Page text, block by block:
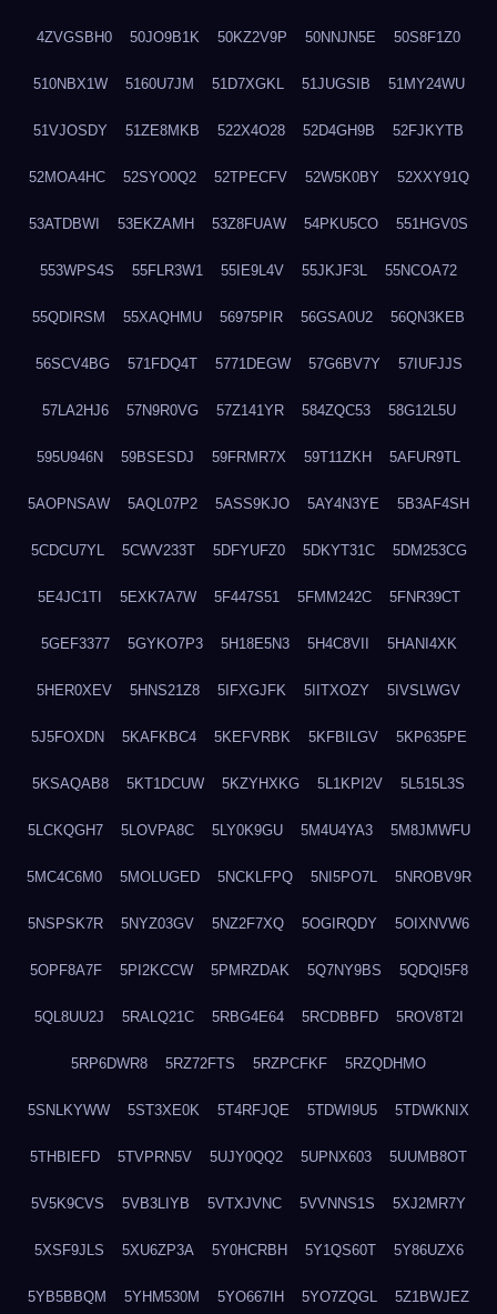
4ZVGSBH0 50JO9B1K 50KZ2V9P 50NNJN5E 50S8F1Z0
510NBX1W 5160U7JM 51D7XGKL 51JUGSIB 51MY24WU
51VJOSDY 51ZE8MKB 522X4O28 52D4GH9B 52FJKYTB
52MOA4HC 52SYO0Q2 52TPECFV 52W5K0BY 52XXY91Q
53ATDBWI 53EKZAMH 53Z8FUAW 54PKU5CO 551HGV0S
553WPS4S 55FLR3W1 55IE9L4V 55JKJF3L 55NCOA72
55QDIRSM 55XAQHMU 56975PIR 56GSA0U2 56QN3KEB
56SCV4BG 571FDQ4T 5771DEGW 57G6BV7Y 57IUFJJS
57LA2HJ6 57N9R0VG 57Z141YR 584ZQC53 58G12L5U
595U946N 59BSESDJ 59FRMR7X 59T11ZKH 5AFUR9TL
5AOPNSAW 5AQL07P2 5ASS9KJO 5AY4N3YE 5B3AF4SH
5CDCU7YL 5CWV233T 5DFYUFZ0 5DKYT31C 5DM253CG
5E4JC1TI 5EXK7A7W 5F447S51 5FMM242C 5FNR39CT
5GEF3377 5GYKO7P3 5H18E5N3 5H4C8VII 5HANI4XK
5HER0XEV 5HNS21Z8 5IFXGJFK 5IITXOZY 5IVSLWGV
5J5FOXDN 5KAFKBC4 5KEFVRBK 5KFBILGV 5KP635PE
5KSAQAB8 5KT1DCUW 5KZYHXKG 5L1KPI2V 5L515L3S
5LCKQGH7 5LOVPA8C 5LY0K9GU 5M4U4YA3 5M8JMWFU
5MC4C6M0 5MOLUGED 5NCKLFPQ 5NI5PO7L 5NROBV9R
5NSPSK7R 5NYZ03GV 5NZ2F7XQ 5OGIRQDY 5OIXNVW6
5OPF8A7F 5PI2KCCW 5PMRZDAK 5Q7NY9BS 5QDQI5F8
5QL8UU2J 5RALQ21C 5RBG4E64 5RCDBBFD 5ROV8T2I
5RP6DWR8 5RZ72FTS 5RZPCFKF 5RZQDHMO
5SNLKYWW 5ST3XE0K 5T4RFJQE 5TDWI9U5 5TDWKNIX
5THBIEFD 5TVPRN5V 5UJY0QQ2 5UPNX603 5UUMB8OT
5V5K9CVS 5VB3LIYB 5VTXJVNC 5VVNNS1S 5XJ2MR7Y
5XSF9JLS 5XU6ZP3A 5Y0HCRBH 5Y1QS60T 5Y86UZX6
5YB5BBQM 5YHM530M 5YO667IH 5YO7ZQGL 5Z1BWJEZ